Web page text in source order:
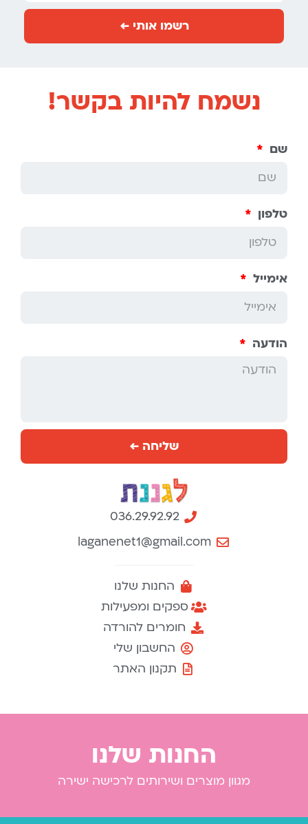
רשמו אותי ←
נשמח להיות בקשר!
036.29.92.92
laganenet1@gmail.com
החנות שלנו
ספקים ומפעילות
חומרים להורדה
החשבון שלי
תקנון האתר
שם
טלפון
אימייל
הודעה
שליחה ←
החנות שלנו
מגוון מוצרים ושירותים לרכישה ישירה